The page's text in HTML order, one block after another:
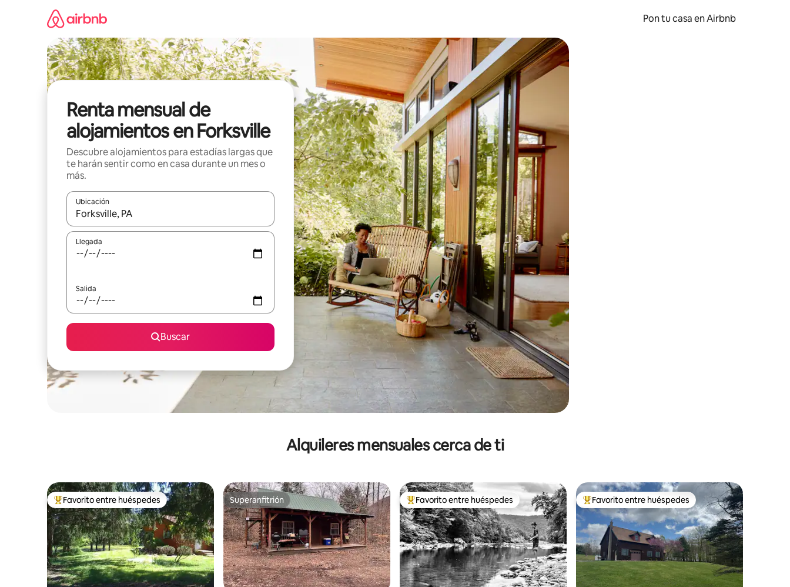
Pon tu casa en Airbnb
Renta mensual de
alojamientos en Forksville
Descubre alojamientos para estadías largas que
te harán sentir como en casa durante un mes o
más.
Ubicación
Cuando los resultados estén disponibles, navega con las teclas de flecha hacia arriba y hacia abajo o explora con el tacto o desliza el dedo.
Llegada
Salida
Buscar
Alquileres mensuales cerca de ti
Favorito entre huéspedes preferido
Favorito entre huéspedes Superanfitrión
Superanfitrión Favorito entre huéspedes preferido
Favorito entre huéspedes Favorito entre huéspedes preferido
Favorito entre huéspedes